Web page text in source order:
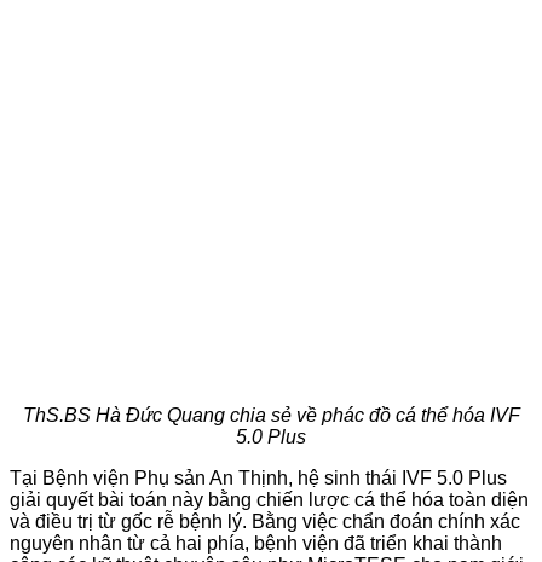
ThS.BS Hà Đức Quang chia sẻ về phác đồ cá thể hóa IVF
5.0 Plus
Tại Bệnh viện Phụ sản An Thịnh, hệ sinh thái IVF 5.0 Plus
giải quyết bài toán này bằng chiến lược cá thể hóa toàn diện
và điều trị từ gốc rễ bệnh lý. Bằng việc chẩn đoán chính xác
nguyên nhân từ cả hai phía, bệnh viện đã triển khai thành